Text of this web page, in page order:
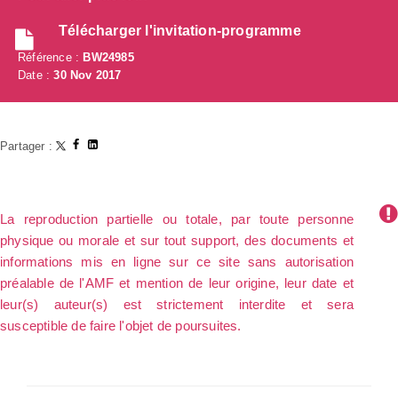
Télécharger l'invitation-programme
Référence :BW24985
Date :30 Nov 2017
Partager :
La reproduction partielle ou totale, par toute personne
physique ou morale et sur tout support, des documents et
informations mis en ligne sur ce site sans autorisation
préalable de l'AMF et mention de leur origine, leur date et
leur(s) auteur(s) est strictement interdite et sera
susceptible de faire l'objet de poursuites.